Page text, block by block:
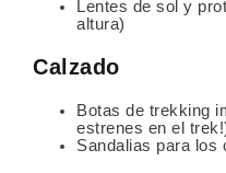
Lentes de sol y
altura)
Calzado
Botas de trekking
estrenes en el
Sandalias para los